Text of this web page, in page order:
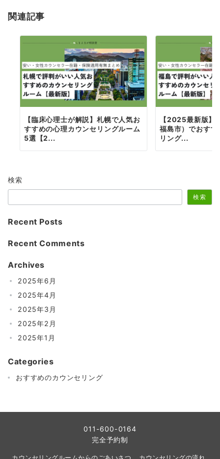
ン
関連記事
【臨床心理士が解説】札幌で人気お
すすめの心理カウンセリングルーム
5選【2...
【2025最新版】
福島市）でおす
リング...
検索
検索
Recent Posts
Recent Comments
Archives
2025年6月
2025年4月
2025年3月
2025年2月
2025年1月
Categories
おすすめのカウンセリング
011-600-0164
完全予約制